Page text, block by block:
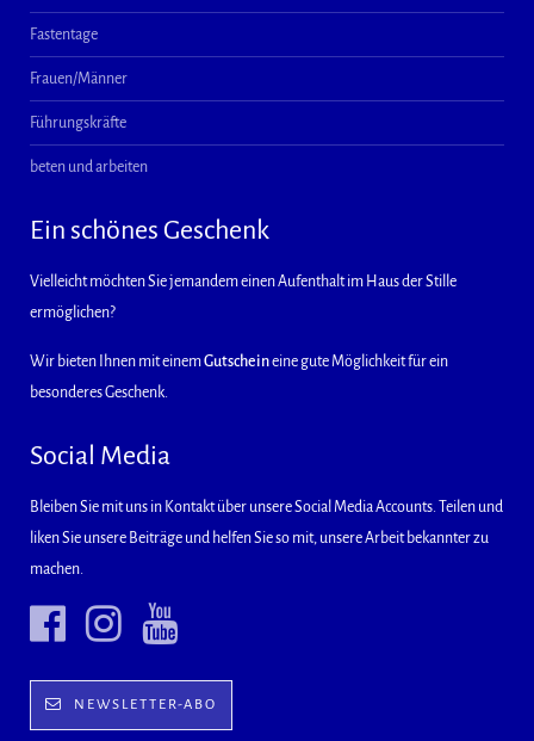
Fastentage
Frauen/Männer
Führungskräfte
beten und arbeiten
Ein schönes Geschenk
Vielleicht möchten Sie jemandem einen Aufenthalt im Haus der Stille
ermöglichen?
Wir bieten Ihnen mit einemGutscheineine gute Möglichkeit für ein
besonderes Geschenk.
Social Media
Bleiben Sie mit uns in Kontakt über unsere Social Media Accounts. Teilen und
liken Sie unsere Beiträge und helfen Sie so mit, unsere Arbeit bekannter zu
machen.
NEWSLETTER-ABO